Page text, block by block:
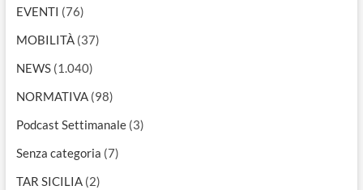
EVENTI (76)
MOBILITÀ(37)
NEWS(1.040)
NORMATIVA(98)
Podcast Settimanale(3)
Senza categoria (7)
TAR SICILIA(2)